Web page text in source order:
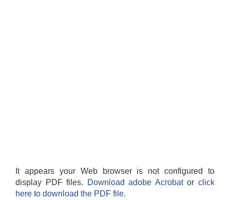
It appears your Web browser is not configured to
display PDF files.
Download adobe Acrobatorclick
here to download the PDF file.